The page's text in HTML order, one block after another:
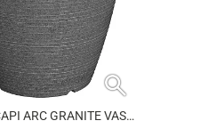
search
КАШПО CAPI ARC GRANITE VASE ELEGANT ANTHRACITE